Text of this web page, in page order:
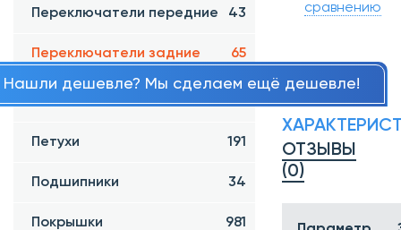
Переключатели передние 43
Переключатели задние 65
Ролики переключателя 7
Петухи 191
Подшипники 34
Покрышки 981
сравнению
Нашли дешевле? Мы сделаем ещё дешевле!
ОТЗЫВЫ
(0)